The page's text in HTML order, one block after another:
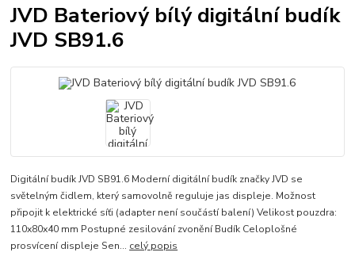
JVD Bateriový bílý digitální budík
JVD SB91.6
Digitální budík JVD SB91.6 Moderní digitální budík značky JVD se
světelným čidlem, který samovolně reguluje jas displeje. Možnost
připojit k elektrické síťi (adapter není součástí balení) Velikost pouzdra:
110x80x40 mm Postupné zesilování zvonění Budík Celoplošné
prosvícení displeje Sen... celý popis